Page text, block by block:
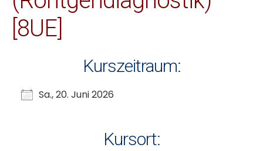
[8UE]
Kurszeitraum:
Sa., 20. Juni 2026
Kursort: